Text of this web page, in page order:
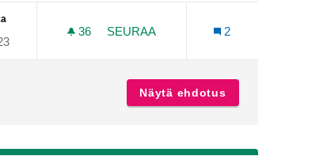
36 36 SEURAAJAA
SEURAA
2
Näytä ehdotus